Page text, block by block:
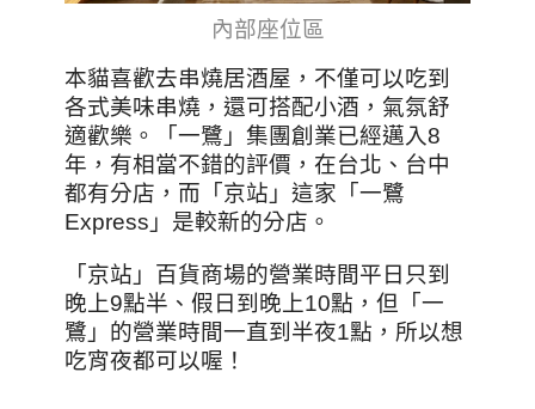
內部座位區
本貓喜歡去串燒居酒屋，不僅可以吃到
各式美味串燒，還可搭配小酒，氣氛舒
適歡樂。「一鷺」集團創業已經邁入8
年，有相當不錯的評價，在台北、台中
都有分店，而「京站」這家「一鷺
Express」是較新的分店。
「京站」百貨商場的營業時間平日只到
晚上9點半、假日到晚上10點，但「一
鷺」的營業時間一直到半夜1點，所以想
吃宵夜都可以喔！